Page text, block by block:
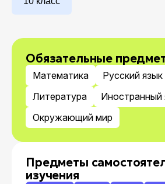
Обязательные
Математика
Русский язык
Литература
Иностранный
Окружающий мир
Предметы
изучения